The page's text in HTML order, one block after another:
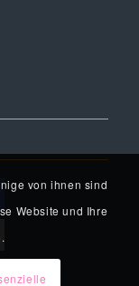
von ihnen sind
Website und Ihre